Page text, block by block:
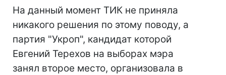
На данный момент ТИК не приняла
никакого решения по этому поводу, а
партия "Укроп", кандидат которой
Евгений Терехов на выборах мэра
занял второе место, организовала в